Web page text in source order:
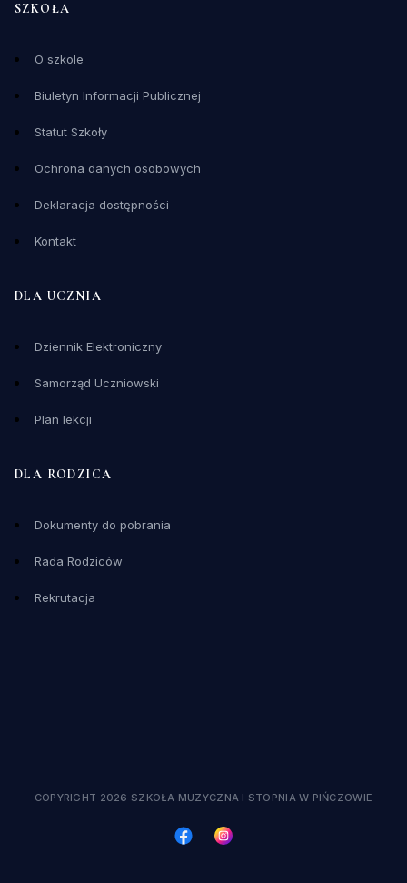
SZKOŁA
O szkole
Biuletyn Informacji Publicznej
Statut Szkoły
Ochrona danych osobowych
Deklaracja dostępności
Kontakt
DLA UCZNIA
Dziennik Elektroniczny
Samorząd Uczniowski
Plan lekcji
DLA RODZICA
Dokumenty do pobrania
Rada Rodziców
Rekrutacja
COPYRIGHT 2026 SZKOŁA MUZYCZNA I STOPNIA W PIŃCZOWIE